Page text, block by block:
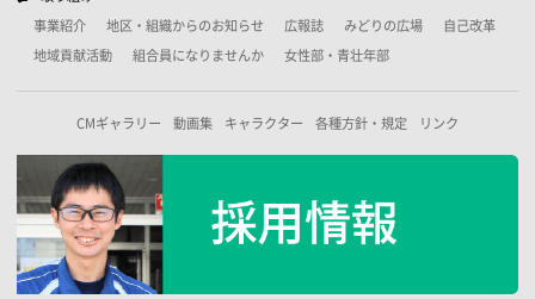
事業紹介 地区・組織からのお知らせ 広報誌 みどりの広場 自己改革
地域貢献活動 組合員になりませんか 女性部・青壮年部
CMギャラリー 動画集 キャラクター 各種方針・規定 リンク